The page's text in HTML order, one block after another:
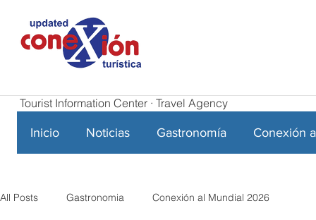
Tourist Information Center · Travel Agency
Inicio Noticias Gastronomía Conexión
All Posts Gastronomia Conexión al Mundial 2026